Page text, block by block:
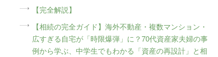
【完全解説】
【相続の完全ガイド】海外不動産・複数マンション・
広すぎる自宅が「時限爆弾」に？70代資産家夫婦の事
例から学ぶ、中学生でもわかる「資産の再設計」と相